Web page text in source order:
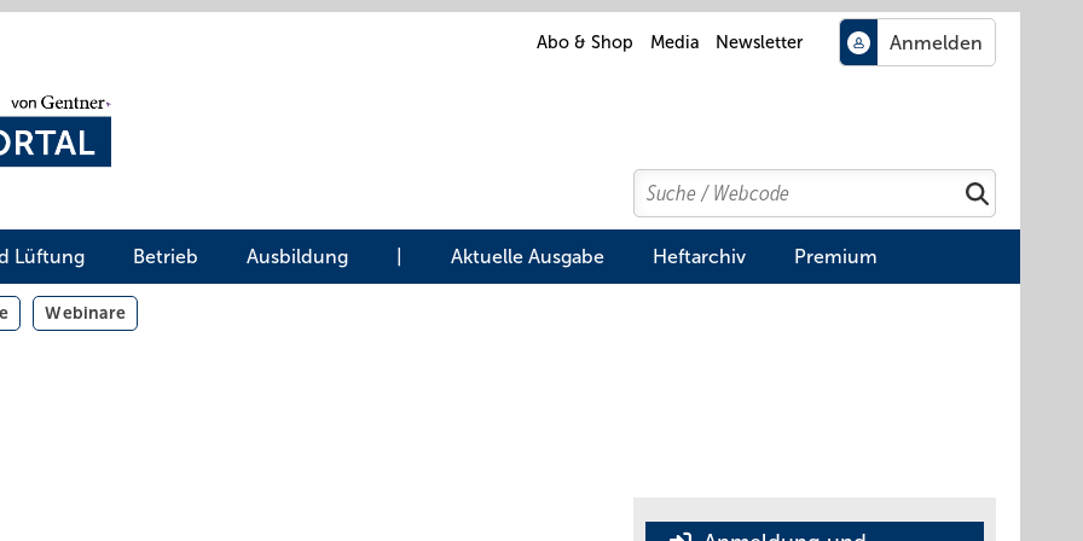
Abo & Shop Media Newsletter
Search
Suchen
Lüftung Betrieb Ausbildung Aktuelle Ausgabe Heftarchiv Premium
Webinare